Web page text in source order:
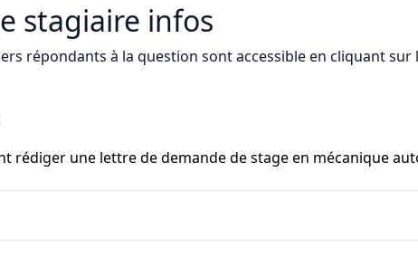
stagiaire infos
répondants à la question sont accessible en cliquant sur
rédiger une lettre de demande de stage en mécanique